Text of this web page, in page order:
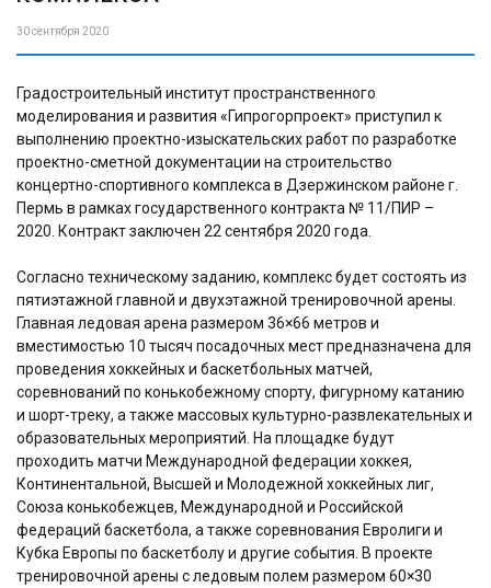
30 сентября 2020
Градостроительный институт пространственного
моделирования и развития «Гипрогорпроект» приступил к
выполнению проектно-изыскательских работ по разработке
проектно-сметной документации на строительство
концертно-спортивного комплекса в Дзержинском районе г.
Пермь в рамках государственного контракта № 11/ПИР –
2020. Контракт заключен 22 сентября 2020 года.
Согласно техническому заданию, комплекс будет состоять из
пятиэтажной главной и двухэтажной тренировочной арены.
Главная ледовая арена размером 36×66 метров и
вместимостью 10 тысяч посадочных мест предназначена для
проведения хоккейных и баскетбольных матчей,
соревнований по конькобежному спорту, фигурному катанию
и шорт-треку, а также массовых культурно-развлекательных и
образовательных мероприятий. На площадке будут
проходить матчи Международной федерации хоккея,
Континентальной, Высшей и Молодежной хоккейных лиг,
Союза конькобежцев, Международной и Российской
федераций баскетбола, а также соревнования Евролиги и
Кубка Европы по баскетболу и другие события. В проекте
тренировочной арены с ледовым полем размером 60×30